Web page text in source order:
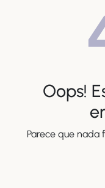
Oops!
Parece que nada